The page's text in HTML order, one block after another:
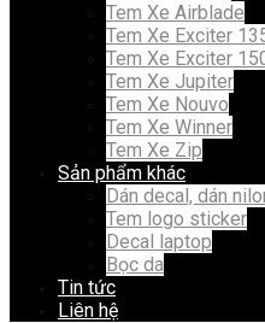
Tem Xe Airblade
Tem Xe Exciter
Tem Xe Exciter
Tem Xe Jupiter
Tem Xe Nouvo
Tem Xe Winner
Tem Xe Zip
Sản phẩm khác
Dán decal, dán
Tem logo sticker
Decal laptop
Bọc da
Tin tức
Liên hệ